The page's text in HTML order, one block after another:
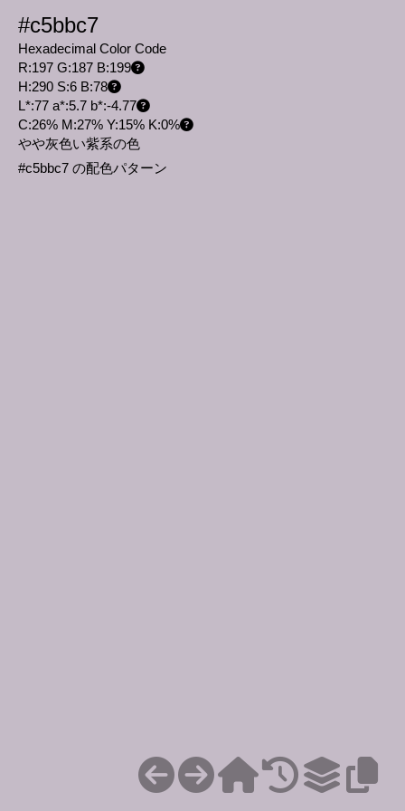
#c5bbc7
Hexadecimal Color Code
R:197 G:187 B:199
H:290 S:6 B:78
L*:77 a*:5.7 b*:-4.77
C:26% M:27% Y:15% K:0%
やや灰色い紫系の色
#c5bbc7 の配色パターン